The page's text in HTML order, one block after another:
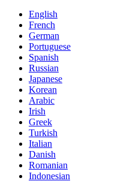
English
French
German
Portuguese
Spanish
Russian
Japanese
Korean
Arabic
Irish
Greek
Turkish
Italian
Danish
Romanian
Indonesian